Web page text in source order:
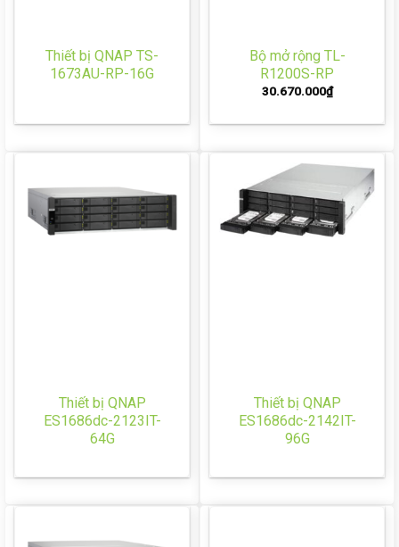
Thiết bị QNAP TS-
1673AU-RP-16G
Bộ mở rộng TL-
R1200S-RP
30.670.000₫
Thiết bị QNAP
ES1686dc-2123IT-
64G
Thiết bị QNAP
ES1686dc-2142IT-
96G